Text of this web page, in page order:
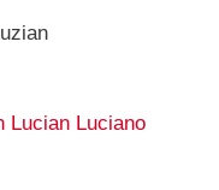
Lucian Luciano